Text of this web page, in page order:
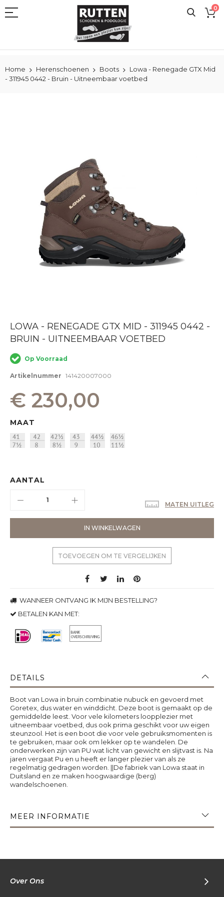
naar
0
Home Herenschoenen Boots
Lowa - Renegade GTX Mid
- 311945 0442 - Bruin - Uitneembaar voetbed
Ga
het
van
de
afbeeldingen-
LOWA - RENEGADE GTX MID - 311945 0442 -
BRUIN - UITNEEMBAAR VOETBED
Op Voorraad
Artikelnummer 141420007000
€ 230,00
MAAT
AANTAL
IN WINKELWAGEN
MATEN UITLEG
TOEVOEGEN OM TE VERGELIJKEN
WANNEER ONTVANG IK MIJN BESTELLING?
BETALEN KAN MET:
DETAILS
Boot van Lowa in bruin combinatie nubuck en gevoerd met
Goretex, dus water en winddicht. Deze boot is gemaakt op de
gemiddelde leest. Voor vele kilometers loopplezier met
uitneembaar voetbed, dus ook prima geschikt voor uw eigen
steunzool. Het is een boot die voor vele gebruiksmomenten is
te gebruiken, maar ook om lekker op te wandelen. De
onderwerken zijn van PU wat licht van gewicht en slijtvast is. Na
jaren vergaat Pu en u heeft er langer plezier van als ze
regelmatig gedragen worden. ||De fabriek van Lowa staat in
Duitsland en ze maken hoogwaardige (berg)
wandelschoenen.
MEER INFORMATIE
Over Ons